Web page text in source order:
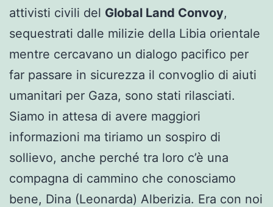
attivisti civili del Global Land Convoy,
sequestrati dalle milizie della Libia orientale
mentre cercavano un dialogo pacifico per
far passare in sicurezza il convoglio di aiuti
umanitari per Gaza, sono stati rilasciati.
Siamo in attesa di avere maggiori
informazioni ma tiriamo un sospiro di
sollievo, anche perché tra loro c’è una
compagna di cammino che conosciamo
bene, Dina (Leonarda) Alberizia. Era con noi